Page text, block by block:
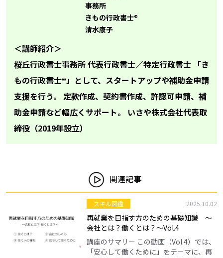
事務所
きもの行政書士®
清水康子
＜講師紹介＞
桜丘行政書士事務所 代表行政書士／特定行政書士 「き
もの行政書士®」として、スタートアップや補助金申請
支援を行う。 定款作成、契約書作成、許認可申請、補
助金申請など幅広くサポート。 いさや株式会社代表取
締役（2019年設立）
関連記事
スキル図鑑 2025.10.02
再就業を目指す方のための基礎知識 ～
会社とは？働くとは？～Vol.4
講座のサマリー この動画（Vol.4）では、
「安心して働くために」をテーマに、再